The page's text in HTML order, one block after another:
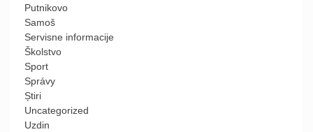
Putnikovo
Samoš
Servisne informacije
Školstvo
Sport
Správy
Știri
Uncategorized
Uzdin